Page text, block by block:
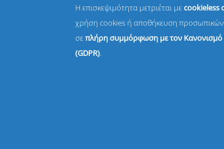
Η επισκεψιμότητα μετριέται μεcookieless
χρήση cookies ή αποθήκευση
σεπλήρη συμμόρφωση με τον Κανονισμό
(GDPR).